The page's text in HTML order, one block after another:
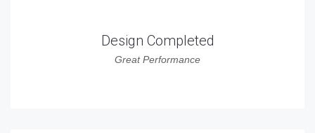
Design Completed
Great Performance